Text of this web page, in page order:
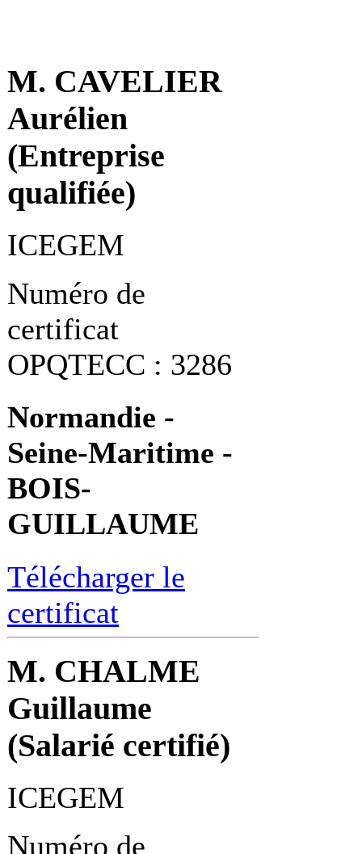
M. CAVELIER
Aurélien
(Entreprise
qualifiée)
ICEGEM
Numéro de
certificat
OPQTECC : 3286
Normandie -
Seine-Maritime -
BOIS-
GUILLAUME
Télécharger le
certificat
M. CHALME
Guillaume
(Salarié certifié)
ICEGEM
Numéro de